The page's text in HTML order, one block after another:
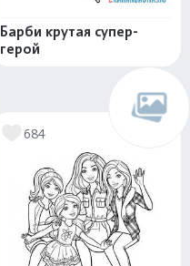
Барби крутая супер-
герой
684